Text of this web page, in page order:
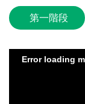
第一階段
Error loading